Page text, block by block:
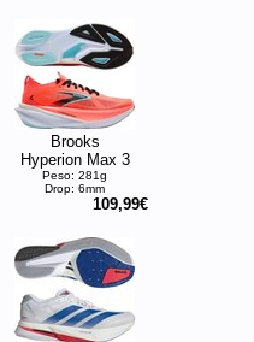
Brooks
Hyperion Max 3
Peso: 281g
Drop: 6mm
109,99€